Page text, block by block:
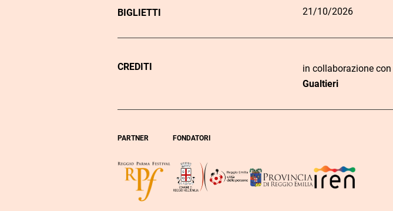
BIGLIETTI
D
o
L
k
i
q
21/10/2026
CREDITI in collaborazione con
Gualtieri
PARTNER FONDATORI